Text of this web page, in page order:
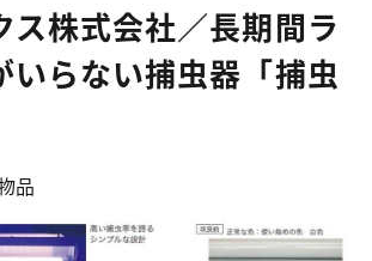
ス株式会社／長期間ラ
いらない捕虫器「捕虫
品